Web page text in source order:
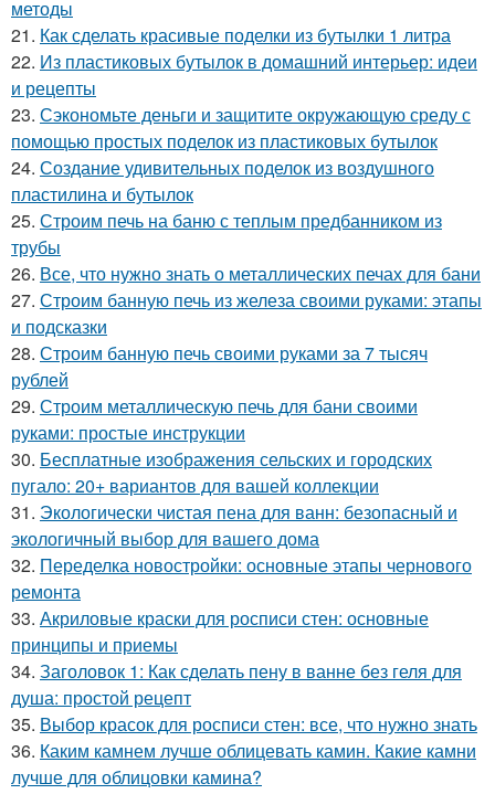
методы
21. Как сделать красивые поделки из бутылки 1 литра
22. Из пластиковых бутылок в домашний интерьер: идеи
и рецепты
23. Сэкономьте деньги и защитите окружающую среду с
помощью простых поделок из пластиковых бутылок
24. Создание удивительных поделок из воздушного
пластилина и бутылок
25. Строим печь на баню с теплым предбанником из
трубы
26. Все, что нужно знать о металлических печах для бани
27. Строим банную печь из железа своими руками: этапы
и подсказки
28. Строим банную печь своими руками за 7 тысяч
рублей
29. Строим металлическую печь для бани своими
руками: простые инструкции
30. Бесплатные изображения сельских и городских
пугало: 20+ вариантов для вашей коллекции
31. Экологически чистая пена для ванн: безопасный и
экологичный выбор для вашего дома
32. Переделка новостройки: основные этапы чернового
ремонта
33. Акриловые краски для росписи стен: основные
принципы и приемы
34. Заголовок 1: Как сделать пену в ванне без геля для
душа: простой рецепт
35. Выбор красок для росписи стен: все, что нужно знать
36. Каким камнем лучше облицевать камин. Какие камни
лучше для облицовки камина?